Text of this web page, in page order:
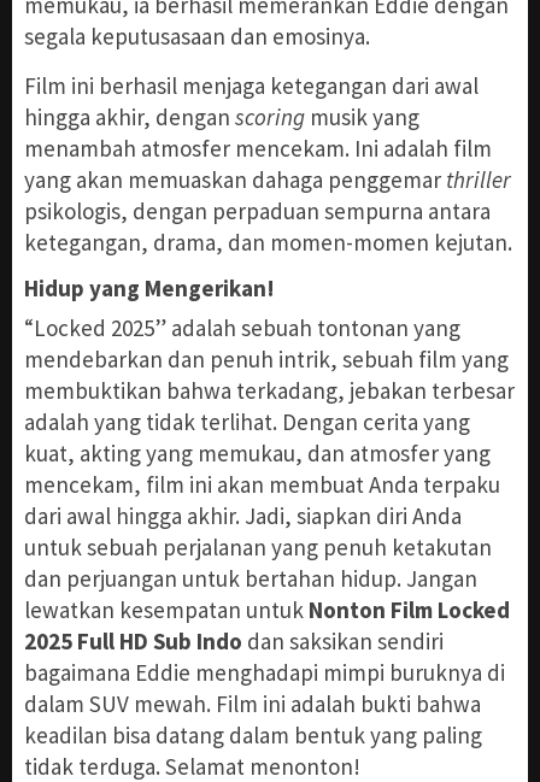
segala keputusasaan dan emosinya.
Film ini berhasil menjaga ketegangan dari awal
hingga akhir, dengan scoring musik yang
menambah atmosfer mencekam. Ini adalah film
yang akan memuaskan dahaga penggemar thriller
psikologis, dengan perpaduan sempurna antara
ketegangan, drama, dan momen-momen kejutan.
Hidup yang Mengerikan!
“Locked 2025” adalah sebuah tontonan yang
mendebarkan dan penuh intrik, sebuah film yang
membuktikan bahwa terkadang, jebakan terbesar
adalah yang tidak terlihat. Dengan cerita yang
kuat, akting yang memukau, dan atmosfer yang
mencekam, film ini akan membuat Anda terpaku
dari awal hingga akhir. Jadi, siapkan diri Anda
untuk sebuah perjalanan yang penuh ketakutan
dan perjuangan untuk bertahan hidup. Jangan
lewatkan kesempatan untuk Nonton Film Locked
2025 Full HD Sub Indo dan saksikan sendiri
bagaimana Eddie menghadapi mimpi buruknya di
dalam SUV mewah. Film ini adalah bukti bahwa
keadilan bisa datang dalam bentuk yang paling
tidak terduga. Selamat menonton!